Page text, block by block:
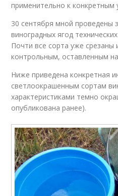
применительно к конкретным
30 сентября мной проведены
виноградных ягод
Почти все сорта уже срезаны
контрольным, оставленным на
Ниже приведена конкретная
светлоокрашенным сортам
характеристиками темно
опубликована ранее).